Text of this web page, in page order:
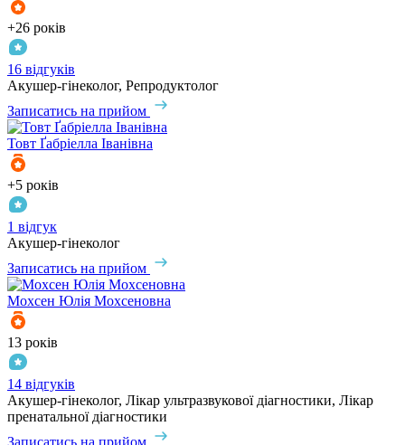
+26 років
16 відгуків
Акушер-гінеколог, Репродуктолог
Записатись на прийом
Товт Ґабріелла Іванівна
+5 років
1 відгук
Акушер-гінеколог
Записатись на прийом
Мохсен Юлія Мохсеновна
13 років
14 відгуків
Акушер-гінеколог, Лікар ультразвукової діагностики, Лікар
пренатальної діагностики
Записатись на прийом